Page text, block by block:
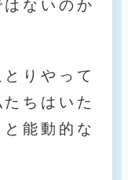
ないのか
りやって
ちはいた
能動的な